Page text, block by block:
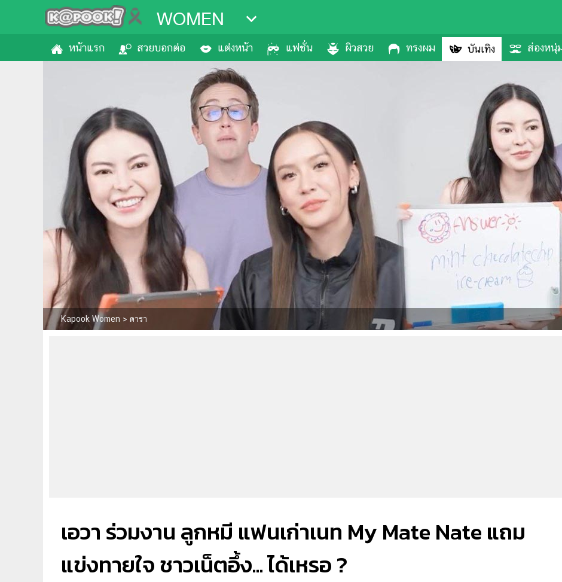
WOMEN
หน้าแรก สวยบอกต่อ แต่งหน้า แฟชั่น ผิวสวย ทรงผม บันเทิง ส่องหนุ่
Kapook Women > ดารา
เอวา ร่วมงาน ลูกหมี แฟนเก่าเนท My Mate Nate แถม
แข่งทายใจ ชาวเน็ตอึ้ง... ได้เหรอ ?